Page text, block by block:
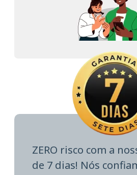
ZERO risco com a
de 7 dias! Nós